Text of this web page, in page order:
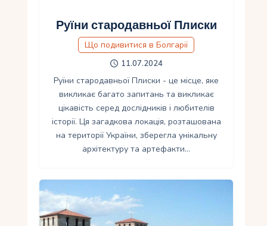
Руїни стародавньої Плиски
Що подивитися в Болгарії
11.07.2024
Руїни стародавньої Плиски - це місце, яке
викликає багато запитань та викликає
цікавість серед дослідників і любителів
історії. Ця загадкова локація, розташована
на території України, зберегла унікальну
архітектуру та артефакти…